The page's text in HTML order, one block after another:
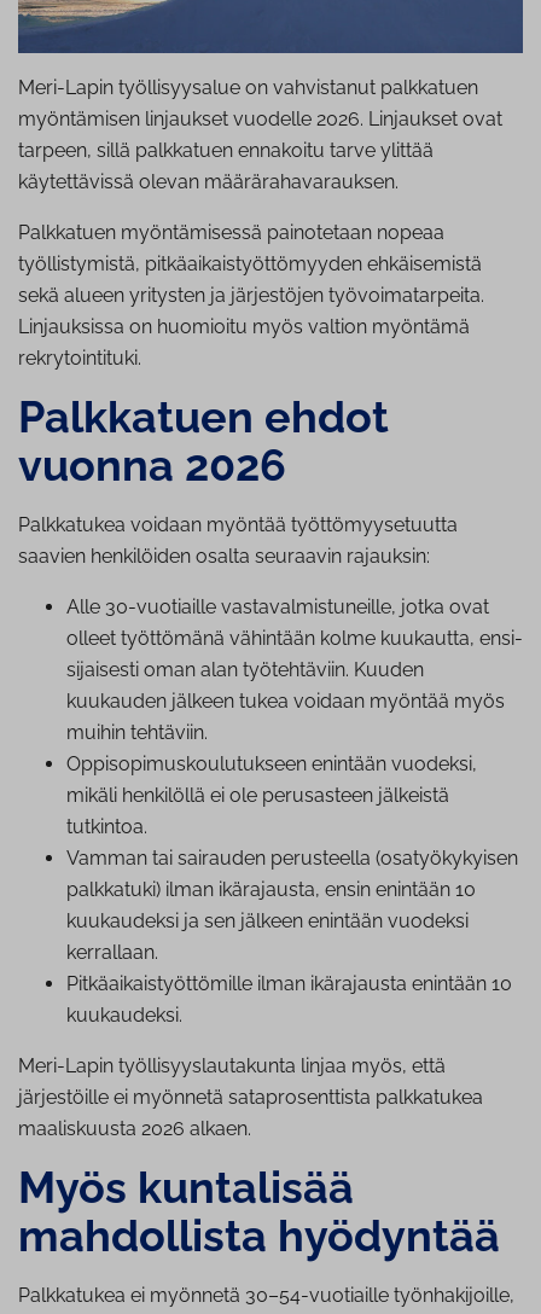
Meri-Lapin työllisyysalue on vahvistanut palkkatuen
myöntämisen linjaukset vuodelle 2026. Linjaukset ovat
tarpeen, sillä palkkatuen ennakoitu tarve ylittää
käytettävissä olevan määrärahavarauksen.
Palkkatuen myöntämisessä painotetaan nopeaa
työllistymistä, pitkäaikaistyöttömyyden ehkäisemistä
sekä alueen yritysten ja järjestöjen työvoimatarpeita.
Linjauksissa on huomioitu myös valtion myöntämä
rekrytointituki.
Palkkatuen ehdot
vuonna 2026
Palkkatukea voidaan myöntää työttömyysetuutta
saavien henkilöiden osalta seuraavin rajauksin:
Alle 30-vuotiaille vas­ta­val­mis­tu­neil­le, jotka ovat
olleet työttömänä vähintään kolme kuukautta, en­si­
si­jai­ses­ti oman alan työ­teh­tä­viin. Kuuden
kuukauden jälkeen tukea voidaan myöntää myös
muihin tehtäviin.
Op­pi­so­pi­mus­kou­lu­tuk­seen enintään vuodeksi,
mikäli henkilöllä ei ole perusasteen jälkeistä
tutkintoa.
Vamman tai sairauden perusteella (osa­työ­ky­kyi­sen
palkkatuki) ilman ikärajausta, ensin enintään 10
kuukaudeksi ja sen jälkeen enintään vuodeksi
kerrallaan.
Pit­kä­ai­kais­työt­tö­mil­le ilman ikärajausta enintään 10
kuukaudeksi.
Meri-Lapin työllisyyslautakunta linjaa myös, että
järjestöille ei myönnetä sataprosenttista palkkatukea
maaliskuusta 2026 alkaen.
Myös kuntalisää
mahdollista hyödyntää
Palkkatukea ei myönnetä 30–54-vuotiaille työnhakijoille,